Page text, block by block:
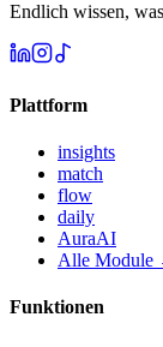
Endlich wissen,
Plattform
insights
match
flow
daily
AuraAI
Alle Module
Funktionen